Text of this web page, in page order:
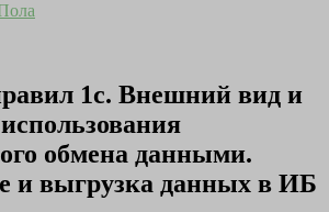
1с. Внешний вид и
обмена данными.
и выгрузка данных в ИБ